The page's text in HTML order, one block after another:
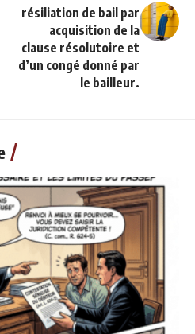
résiliation de bail par
acquisition de la
clause résolutoire et
d’un congé donné par
le bailleur.